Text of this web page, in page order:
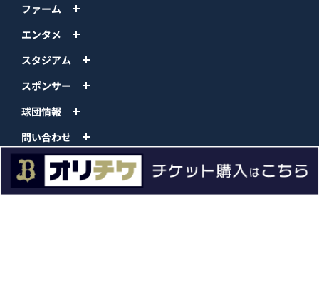
ファーム
エンタメ
スタジアム
スポンサー
球団情報
問い合わせ
サイトポリシー
プロパティ規定